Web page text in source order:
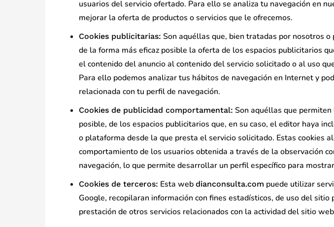
usuarios del servicio ofertado. Para ello se analiza tu navegación en
mejorar la oferta de productos o servicios que le ofrecemos.
Cookies publicitarias: Son aquéllas que, bien tratadas por nosotros
de la forma más eficaz posible la oferta de los espacios publicitarios
el contenido del anuncio al contenido del servicio solicitado o al uso
Para ello podemos analizar tus hábitos de navegación en Internet y
relacionada con tu perfil de navegación.
Cookies de publicidad comportamental: Son aquéllas que
posible, de los espacios publicitarios que, en su caso, el editor haya
o plataforma desde la que presta el servicio solicitado. Estas cookies
comportamiento de los usuarios obtenida a través de la observación
navegación, lo que permite desarrollar un perfil específico para
Cookies de terceros: Esta web dianconsulta.com puede utilizar
Google, recopilaran información con fines estadísticos, de uso del
prestación de otros servicios relacionados con la actividad del sitio